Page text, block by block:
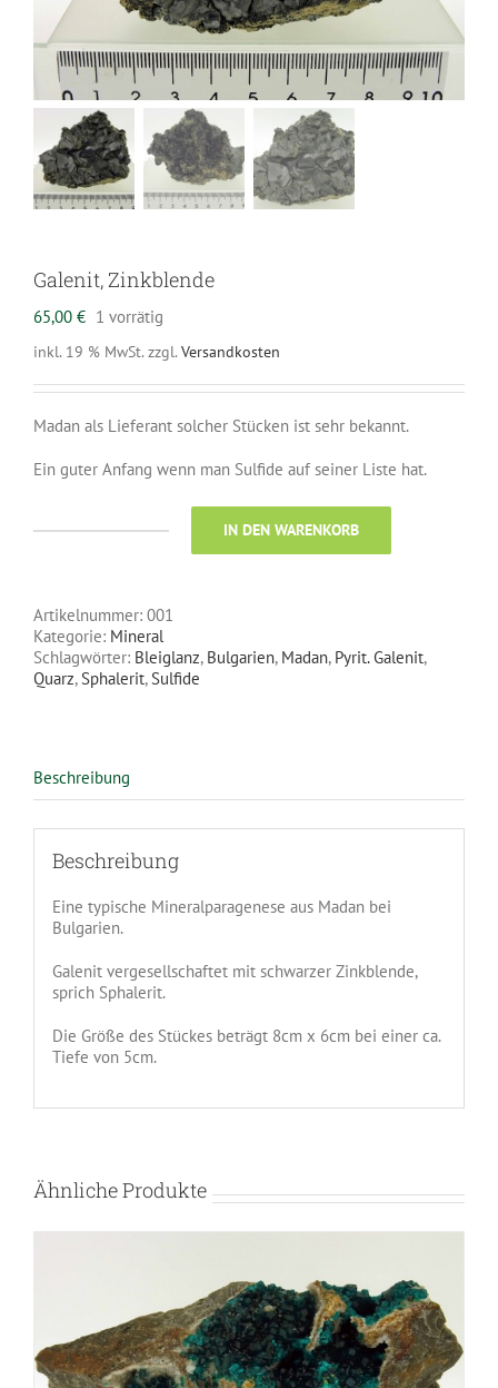
Galenit, Zinkblende
65,00 € 1 vorrätig
inkl. 19 % MwSt. zzgl. Versandkosten
Madan als Lieferant solcher Stücken ist sehr bekannt.
Ein guter Anfang wenn man Sulfide auf seiner Liste hat.
IN DEN WARENKORB
Artikelnummer: 001
Kategorie: Mineral
Schlagwörter: Bleiglanz, Bulgarien, Madan, Pyrit. Galenit,
Quarz,Sphalerit,Sulfide
Beschreibung
Beschreibung
Eine typische Mineralparagenese aus Madan bei
Bulgarien.
Galenit vergesellschaftet mit schwarzer Zinkblende,
sprich Sphalerit.
Die Größe des Stückes beträgt 8cm x 6cm bei einer ca.
Tiefe von 5cm.
Ähnliche Produkte